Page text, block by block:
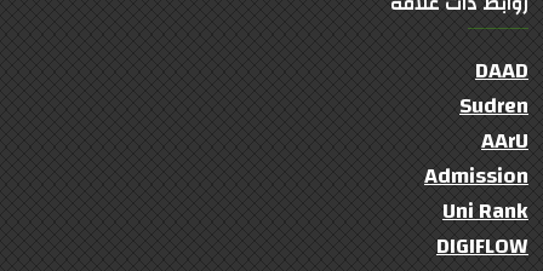
DAAD
Sudren
AArU
Admission
Uni Rank
DIGIFLOW